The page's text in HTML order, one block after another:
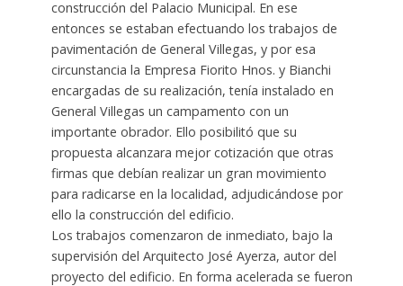
construcción del Palacio Municipal. En ese
entonces se estaban efectuando los trabajos de
pavimentación de General Villegas, y por esa
circunstancia la Empresa Fiorito Hnos. y Bianchi
encargadas de su realización, tenía instalado en
General Villegas un campamento con un
importante obrador. Ello posibilitó que su
propuesta alcanzara mejor cotización que otras
firmas que debían realizar un gran movimiento
para radicarse en la localidad, adjudicándose por
ello la construcción del edificio.
Los trabajos comenzaron de inmediato, bajo la
supervisión del Arquitecto José Ayerza, autor del
proyecto del edificio. En forma acelerada se fueron